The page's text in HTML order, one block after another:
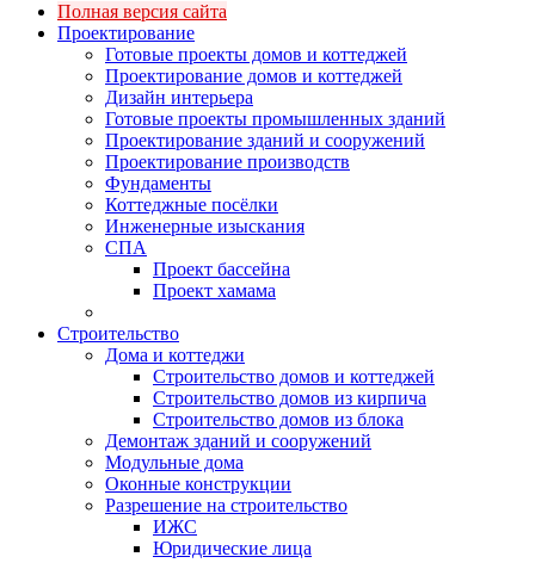
Полная версия сайта
Проектирование
Готовые проекты домов и коттеджей
Проектирование домов и коттеджей
Дизайн интерьера
Готовые проекты промышленных зданий
Проектирование зданий и сооружений
Проектирование производств
Фундаменты
Коттеджные посёлки
Инженерные изыскания
СПА
Проект бассейна
Проект хамама
Строительство
Дома и коттеджи
Строительство домов и коттеджей
Строительство домов из кирпича
Строительство домов из блока
Демонтаж зданий и сооружений
Модульные дома
Оконные конструкции
Разрешение на строительство
ИЖС
Юридические лица